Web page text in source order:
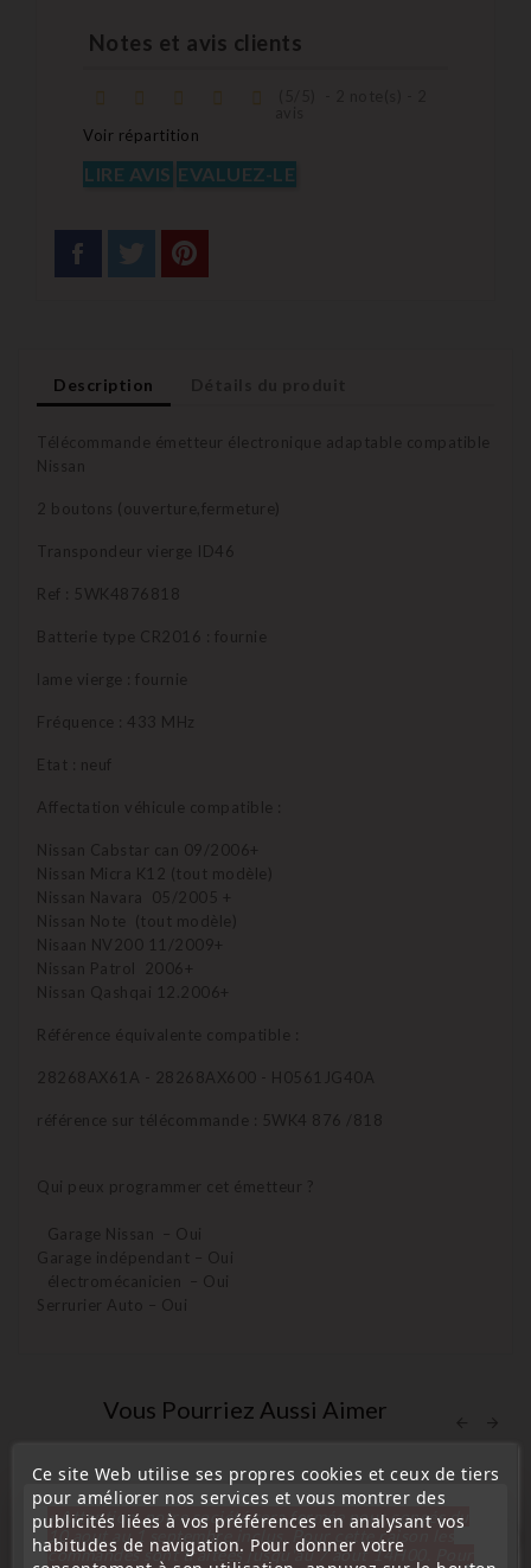
Notes et avis clients
Voir répartition
LIRE AVIS EVALUEZ-LE
Description
Télécommande émetteur électronique adaptable compatible
Nissan
2 boutons (ouverture,fermeture)
Transpondeur vierge ID46
Ref : 5WK4876818
Batterie type CR2016 : fournie
lame vierge : fournie
Fréquence : 433 MHz
Etat : neuf
Affectation véhicule compatible :
Nissan Cabstar can 09/2006+
Nissan Micra K12 (tout modèle)
Nissan Navara 05/2005 +
Nissan Note (tout modèle)
Nisaan NV200 11/2009+
Nissan Patrol 2006+
Nissan Qashqai 12.2006+
Référence équivalente compatible :
28268AX61A - 28268AX600 - H0561JG40A
référence sur télécommande : 5WK4 876 /818
Qui peux programmer cet émetteur ?
Garage Nissan – Oui
Garage indépendant – Oui
électromécanicien – Oui
Serrurier Auto – Oui
Vous Pourriez Aussi Aimer
Ce site Web utilise ses propres cookies et ceux de tiers
pour améliorer nos services et vous montrer des
publicités liées à vos préférences en analysant vos
habitudes de navigation. Pour donner votre
« Attention, notre société sera fermée pour congés du
10 aout au 1 septembre inclus. Pour cette raison les
commandes sont traitées jusqu'au 7 aout 14H00. Pour